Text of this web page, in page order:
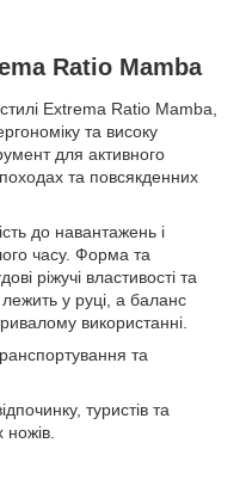
Ratio Mamba
Extrema Ratio Mamba,
та високу
для активного
та повсякденних
до навантажень і
часу. Форма та
ріжучі властивості та
у руці, а баланс
використанні.
та
туристів та
ножів.